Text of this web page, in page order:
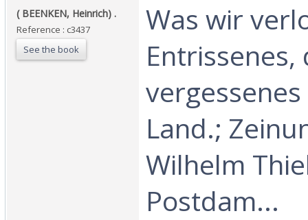
‎( BEENKEN, Heinrich) .‎
Reference : c3437
See the book
‎Was wir
Entrissenes,
Land.;
Wilhelm
Postdam...‎